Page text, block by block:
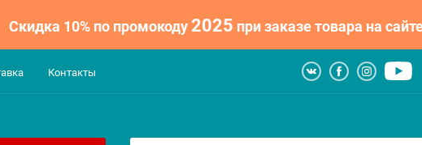
Скидка 10% по промокоду2025 при заказе товара на
Контакты